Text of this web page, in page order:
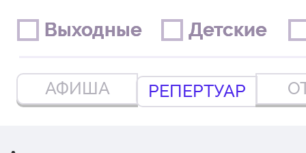
АФИША РЕПЕРТУАР
Выходные
Выходные Детские
Детские